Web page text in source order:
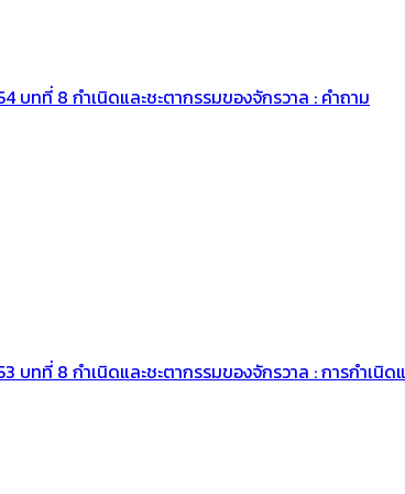
ทที่ 8 กำเนิดและชะตากรรมของจักรวาล : คำถาม
ทที่ 8 กำเนิดและชะตากรรมของจักรวาล : การกำเนิ